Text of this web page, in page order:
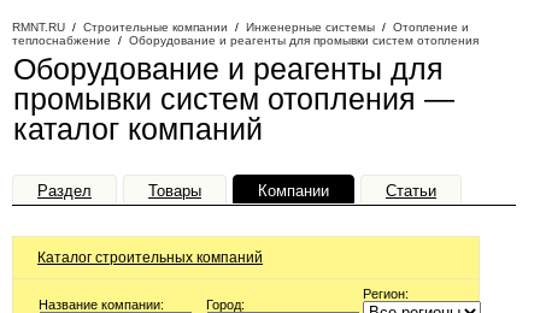
RMNT.RU / Строительные компании / Инженерные системы / Отопление и
теплоснабжение / Оборудование и реагенты для промывки систем отопления
Оборудование и реагенты для
промывки систем отопления —
каталог компаний
Раздел Товары Компании Статьи
Каталог строительных компаний
Название компании: Город:
Регион: